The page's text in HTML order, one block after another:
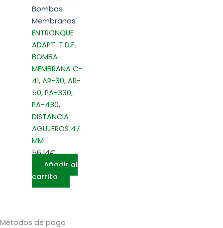
Bombas
Membranas
ENTRONQUE
ADAPT. T.D.F.
BOMBA
MEMBRANA C-
41, AR-30, AR-
50, PA-330,
PA-430,
DISTANCIA
AGUJEROS 47
MM
56,14€
Añadir al
carrito
Métodos de pago